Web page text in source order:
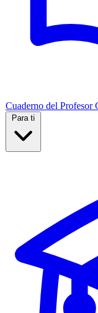
Cuaderno del Profesor